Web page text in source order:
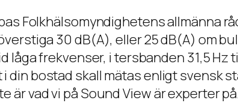
Folkhälsomyndighetens allmänna
30 dB(A), eller 25 dB(A) om
frekvenser, i tersbanden 31,5 Hz
bostad skall mätas enligt svensk
vad vi på Sound View är experter på.